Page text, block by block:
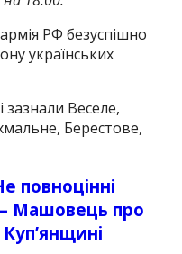
РФ безуспішно
українських
зазнали Веселе,
Берестове,
повноцінні
– Машовець про